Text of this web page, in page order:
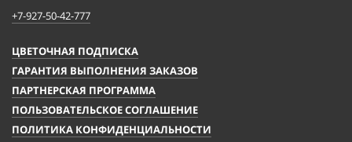
+7-927-50-42-777
ЦВЕТОЧНАЯ ПОДПИСКА
ГАРАНТИЯ ВЫПОЛНЕНИЯ ЗАКАЗОВ
ПАРТНЕРСКАЯ ПРОГРАММА
ПОЛЬЗОВАТЕЛЬСКОЕ СОГЛАШЕНИЕ
ПОЛИТИКА КОНФИДЕНЦИАЛЬНОСТИ